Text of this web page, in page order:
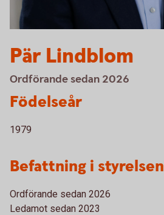
Pär Lindblom
Ordförande sedan 2026
Födelseår
1979
Befattning i styrelsen
Ordförande sedan 2026
Ledamot sedan 2023